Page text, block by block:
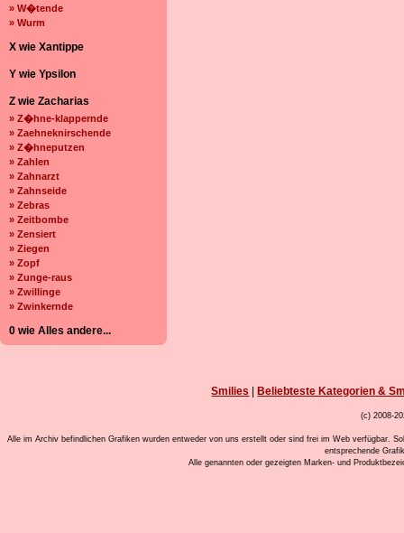
» W�tende
» Wurm
X wie Xantippe
Y wie Ypsilon
Z wie Zacharias
» Z�hne-klappernde
» Zaehneknirschende
» Z�hneputzen
» Zahlen
» Zahnarzt
» Zahnseide
» Zebras
» Zeitbombe
» Zensiert
» Ziegen
» Zopf
» Zunge-raus
» Zwillinge
» Zwinkernde
0 wie Alles andere...
Smilies Beliebteste Kategorien &
(c) 2008-
Alle im Archiv befindlichen Grafiken wurden entweder von uns erstellt oder sind frei im Web verfügbar.
entsprechende
Alle genannten oder gezeigten Marken- und